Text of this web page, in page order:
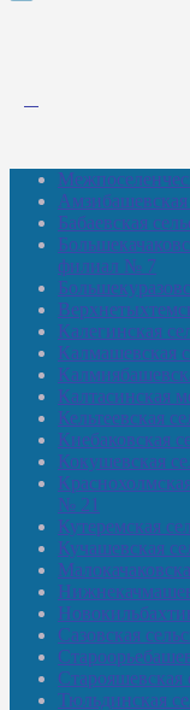
Бабаевская
филиал № 7
Калегинская
Калмашевская
Калтасинская
Кельтеевская
Киебаковская
Кокушевская
№ 21
Кутеремская
Кучашевская
Сазовская
Тюльдинская